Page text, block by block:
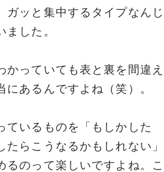
ガッと集中するタイプなんじ
ました。
かっていても表と裏を間違え
にあるんですよね（笑）。
ているものを「もしかした
たらこうなるかもしれない」
るのって楽しいですよね。こ